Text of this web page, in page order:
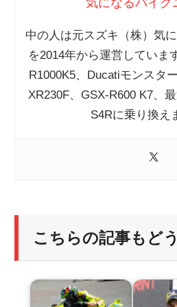
中の人は元スズキ（株）気
を2014年から運営していま
R1000K5、Ducatiモンスタ
XR230F、GSX-R600 K7、
S4Rに乗り換え
こちらの記事もど